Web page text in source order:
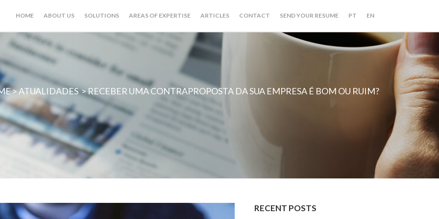
HOME ABOUT US SOLUTIONS AREAS OF EXPERTISE ARTICLES CONTACT SEND YOUR RESUME PT EN
>ATUALIDADES>RECEBER UMA CONTRAPROPOSTA DA SUA EMPRESA É BOM OU RUIM?
RECENT POSTS